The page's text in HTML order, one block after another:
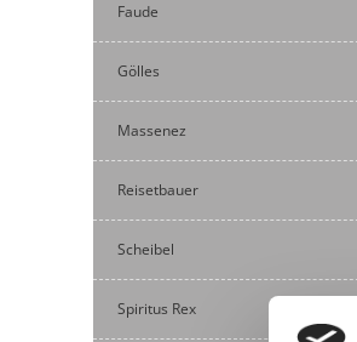
Faude
Gölles
Massenez
Reisetbauer
Scheibel
Spiritus Rex